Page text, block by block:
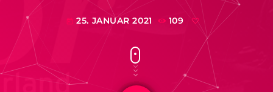
today 25. JANUAR 2021 109